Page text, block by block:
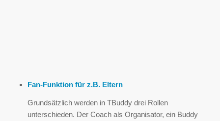
Fan-Funktion für z.B. Eltern
Grundsätzlich werden in TBuddy drei Rollen
unterschieden. Der Coach als Organisator, ein Buddy